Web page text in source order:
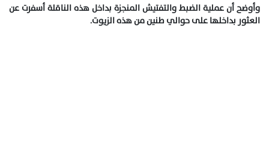
وأوضح أن عملية الضبط والتفتيش المنجزة بداخل هذه الناقلة أسفرت عن
العثور بداخلها على حوالي طنين من هذه الزيوت.